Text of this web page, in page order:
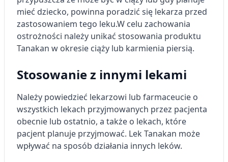
mieć dziecko, powinna poradzić się lekarza przed
zastosowaniem tego leku.W celu zachowania
ostrożności należy unikać stosowania produktu
Tanakan w okresie ciąży lub karmienia piersią.
Stosowanie z innymi lekami
Należy powiedzieć lekarzowi lub farmaceucie o
wszystkich lekach przyjmowanych przez pacjenta
obecnie lub ostatnio, a także o lekach, które
pacjent planuje przyjmować. Lek Tanakan może
wpływać na sposób działania innych leków.
geolokalizacyjnych
Identyfikowanie urządzeń na podstawie
aktywnie żądanych informacji
Cele przetwarzania inne niż IAB:
Niezbędne
Wydajność (Performance)
Reklama / śledzenie